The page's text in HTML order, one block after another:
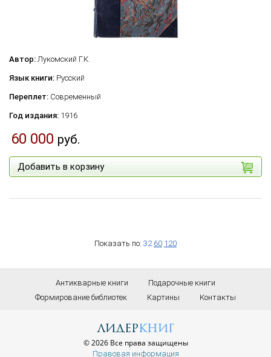
Автор: Лукомский Г.К.
Язык книги: Русский
Переплет: Современный
Год издания: 1916
60 000 руб.
Добавить в корзину
Показать по: 32 60 120
Антикварные книги
Подарочные книги
Формирование библиотек
Картины Контакты
лидеркниг
© 2026 Все права защищены
Правовая информация